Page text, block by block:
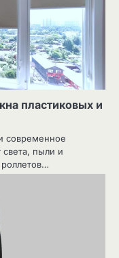
пластиковых и
современное
пыли и
роллетов…